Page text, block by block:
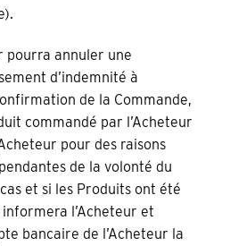
pourra annuler une
d’indemnité à
de la Commande,
commandé par l’Acheteur
pour des raisons
de la volonté du
et si les Produits ont été
l’Acheteur et
bancaire de l’Acheteur la